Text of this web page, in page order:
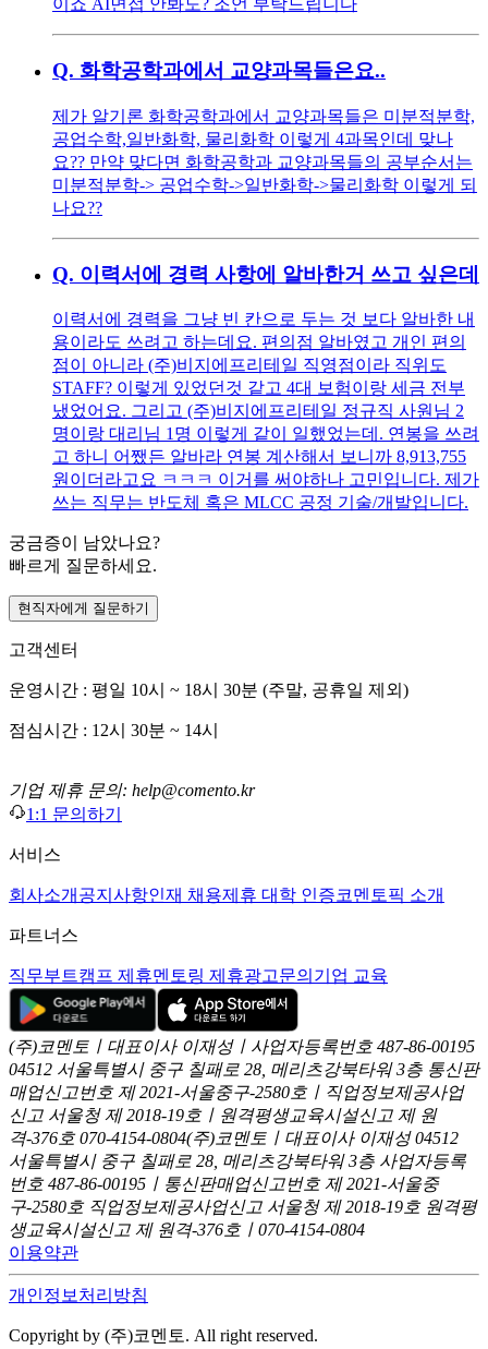
이죠 AI면접 안봐도? 조언 부탁드립니다
Q. 화학공학과에서 교양과목들은요..
제가 알기론 화학공학과에서 교양과목들은 미분적분학,
공업수학,일반화학, 물리화학 이렇게 4과목인데 맞나
요?? 만약 맞다면 화학공학과 교양과목들의 공부순서는
미분적분학-> 공업수학->일반화학->물리화학 이렇게 되
나요??
Q. 이력서에 경력 사항에 알바한거 쓰고 싶은데
이력서에 경력을 그냥 빈 칸으로 두는 것 보다 알바한 내
용이라도 쓰려고 하는데요. 편의점 알바였고 개인 편의
점이 아니라 (주)비지에프리테일 직영점이라 직위도
STAFF? 이렇게 있었던것 같고 4대 보험이랑 세금 전부
냈었어요. 그리고 (주)비지에프리테일 정규직 사원님 2
명이랑 대리님 1명 이렇게 같이 일했었는데. 연봉을 쓰려
고 하니 어쨌든 알바라 연봉 계산해서 보니까 8,913,755
원이더라고요 ㅋㅋㅋ 이거를 써야하나 고민입니다. 제가
쓰는 직무는 반도체 혹은 MLCC 공정 기술/개발입니다.
궁금증이 남았나요?
빠르게 질문하세요.
현직자에게 질문하기
고객센터
운영시간 : 평일 10시 ~ 18시 30분 (주말, 공휴일 제외)
점심시간 : 12시 30분 ~ 14시
기업 제휴 문의: help@comento.kr
1:1 문의하기
서비스
회사소개 공지사항인재 채용제휴 대학 인증코멘토픽 소개
파트너스
직무부트캠프 제휴멘토링 제휴광고문의 기업 교육
(주)코멘토ㅣ대표이사 이재성ㅣ사업자등록번호 487-86-00195
04512 서울특별시 중구 칠패로 28, 메리츠강북타워 3층 통신판
매업신고번호 제 2021-서울중구-2580호ㅣ직업정보제공사업
신고 서울청 제 2018-19호ㅣ원격평생교육시설신고 제 원
격-376호 070-4154-0804(주)코멘토ㅣ대표이사 이재성 04512
서울특별시 중구 칠패로 28, 메리츠강북타워 3층 사업자등록
번호 487-86-00195ㅣ통신판매업신고번호 제 2021-서울중
구-2580호 직업정보제공사업신고 서울청 제 2018-19호 원격평
생교육시설신고 제 원격-376호ㅣ070-4154-0804
이용약관
개인정보처리방침
Copyright by (주)코멘토. All right reserved.